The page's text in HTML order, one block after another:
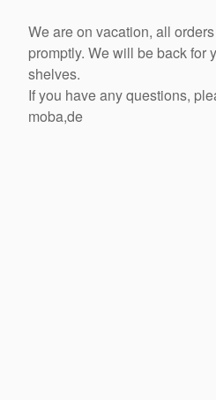
We are on vacation, all
promptly. We will be back for
shelves.
If you have any questions,
moba,de